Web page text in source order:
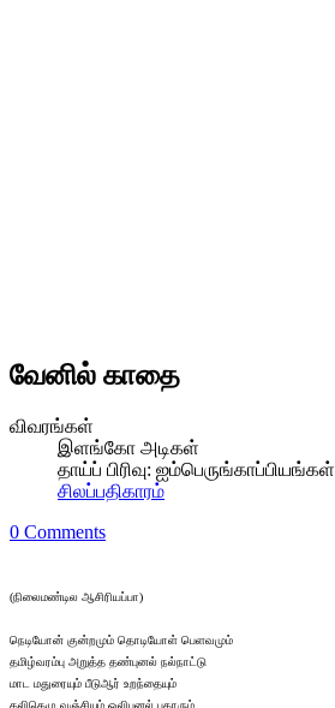
வேனில் காதை
விவரங்கள்
இளங்கோ அடிகள்
தாய்ப் பிரிவு: ஐம்பெருங்காப்பியங்கள்
சிலப்பதிகாரம்
0 Comments
(நிலைமண்டில ஆசிரியப்பா)
நெடியோன் குன்றமும் தொடியோள் பெளவமும்
தமிழ்வரம்பு அறுத்த தண்புனல் நல்நாட்டு
மாட மதுரையும் பீடுஆர் உறந்தையும்
கலிகெழு வஞ்சியும் ஒலிபுனல் புகாரும்